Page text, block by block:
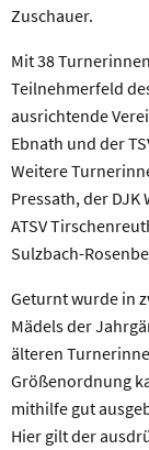
Zuschauer.
Mit 38
Teilnehmerfeld
ausrichtende
Ebnath und der
Weitere
Pressath, der DJK
ATSV
Sulzbach-
Geturnt wurde in
Mädels der
älteren
Größenordnung
mithilfe gut
Hier gilt der